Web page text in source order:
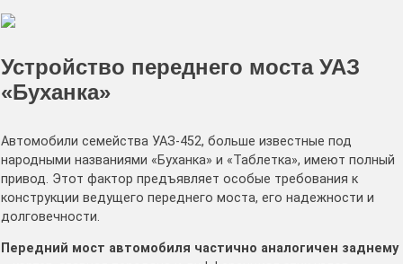
Устройство переднего моста УАЗ
«Буханка»
Автомобили семейства УАЗ-452, больше известные под
народными названиями «Буханка» и «Таблетка», имеют полный
привод. Этот фактор предъявляет особые требования к
конструкции ведущего переднего моста, его надежности и
долговечности.
Передний мост автомобиля частично аналогичен заднему